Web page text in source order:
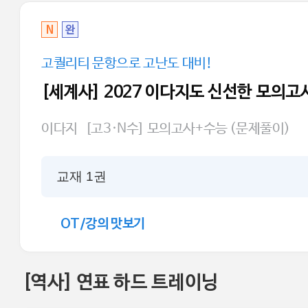
N 완
고퀄리티 문항으로 고난도 대비!
[세계사] 2027 이다지도 신선한 모의고
이다지 [고3·N수] 모의고사+수능 (문제풀이)
교재 1권
OT/강의 맛보기
[역사] 연표 하드 트레이닝